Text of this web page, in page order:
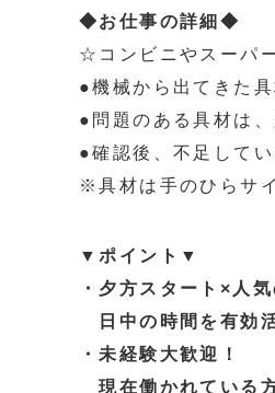
◆お仕事の詳細◆
☆コンビニやスーパ
●機械から出てきた
●問題のある具材は
●確認後、不足して
※具材は手のひらサ
▼ポイント▼
・夕方スタート×人
日中の時間を有効
・未経験大歓迎！
現在働かれている